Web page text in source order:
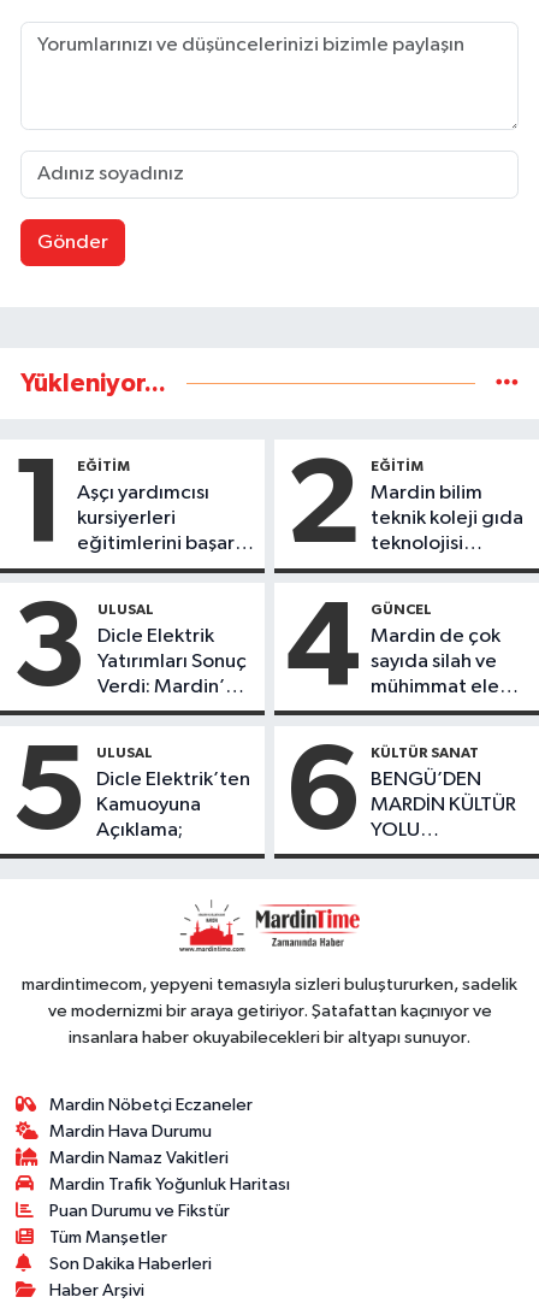
Gönder
Yükleniyor...
1 EĞİTİM
Aşçı yardımcısı
kursiyerleri
eğitimlerini başarı
ile tamamladı
2 EĞİTİM
Mardin bilim
teknik koleji gıda
teknolojisi
öğrencileri
ürünlerini satarak
köydeki
çoçuklara kitap
desteğinde
bulundu
3 ULUSAL
Dicle Elektrik
Yatırımları Sonuç
Verdi: Mardin’de
Kayıp Kaçak
Düşüş
4 GÜNCEL
Mardin de çok
sayıda silah ve
mühimmat ele
geçirildi
5 ULUSAL
Dicle Elektrik’ten
Kamuoyuna
Açıklama;
6 KÜLTÜR SANAT
BENGÜ’DEN
MARDİN KÜLTÜR
YOLU
FESTIVALİ’NDE
mardintimecom, yepyeni temasıyla sizleri buluştururken, sadelik
ve modernizmi bir araya getiriyor. Şatafattan kaçınıyor ve
insanlara haber okuyabilecekleri bir altyapı sunuyor.
Mardin Nöbetçi Eczaneler
Mardin Hava Durumu
Mardin Namaz Vakitleri
Mardin Trafik Yoğunluk Haritası
Puan Durumu ve Fikstür
Tüm Manşetler
Son Dakika Haberleri
Haber Arşivi